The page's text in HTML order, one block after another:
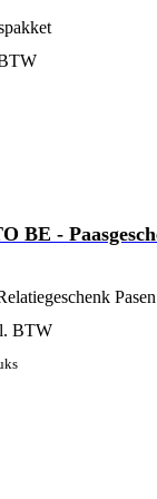
BE -
Pasen
BTW